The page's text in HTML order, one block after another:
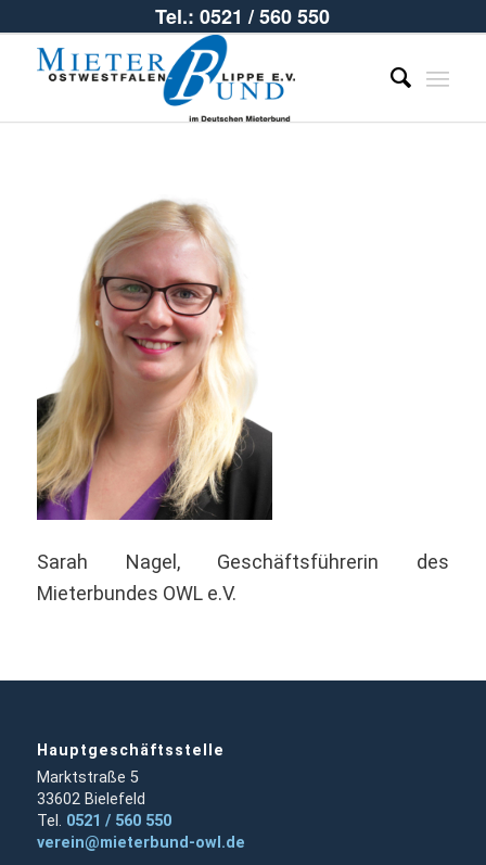
Tel.: 0521 / 560 550
Sarah Nagel, Geschäftsführerin des
Mieterbundes OWL e.V.
Hauptgeschäftsstelle
Marktstraße 5
33602 Bielefeld
Tel. 0521 / 560 550
verein@mieterbund-owl.de